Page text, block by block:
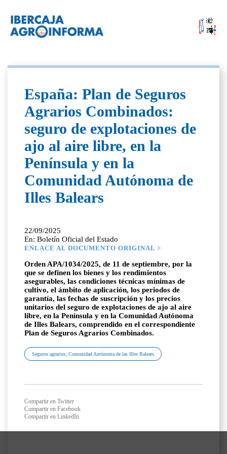
España: Plan de Seguros
Agrarios Combinados:
seguro de explotaciones de
ajo al aire libre, en la
Península y en la
Comunidad Autónoma de
Illes Balears
22/09/2025
En: Boletín Oficial del Estado
ENLACE AL DOCUMENTO ORIGINAL >
Orden APA/1034/2025, de 11 de septiembre, por la
que se definen los bienes y los rendimientos
asegurables, las condiciones técnicas mínimas de
cultivo, el ámbito de aplicación, los periodos de
garantía, las fechas de suscripción y los precios
unitarios del seguro de explotaciones de ajo al aire
libre, en la Península y en la Comunidad Autónoma
de Illes Balears, comprendido en el correspondiente
Plan de Seguros Agrarios Combinados.
Seguros agrarios; Comunidad Autónoma de las Illes Balears
Compartir en Twitter
Compartir en Facebook
Compartir en LinkedIn